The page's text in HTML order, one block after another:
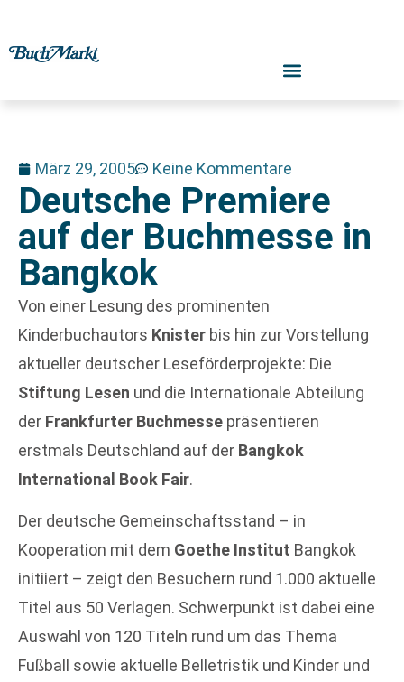
März 29, 2005 Keine Kommentare
Deutsche Premiere
auf der Buchmesse in
Bangkok
Von einer Lesung des prominenten
Kinderbuchautors Knister bis hin zur Vorstellung
aktueller deutscher Leseförderprojekte: Die
Stiftung Lesen und die Internationale Abteilung
der Frankfurter Buchmesse präsentieren
erstmals Deutschland auf der Bangkok
International Book Fair.
Der deutsche Gemeinschaftsstand – in
Kooperation mit dem Goethe Institut Bangkok
initiiert – zeigt den Besuchern rund 1.000 aktuelle
Titel aus 50 Verlagen. Schwerpunkt ist dabei eine
Auswahl von 120 Titeln rund um das Thema
Fußball sowie aktuelle Belletristik und Kinder und